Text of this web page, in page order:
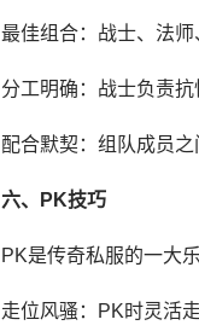
最佳组合：战士、法师
分工明确：战士负责抗
配合默契：组队成员之
六、PK技巧
PK是传奇私服的一大
走位风骚：PK时灵活